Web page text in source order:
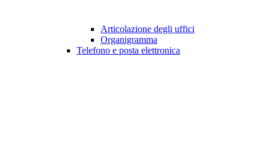
Articolazione degli uffici
Organigramma
Telefono e posta elettronica